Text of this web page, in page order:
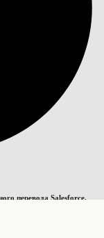
перевода Salesforce.